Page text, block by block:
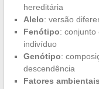
hereditária
Alelo: versão
Fenótipo: conjunto
indivíduo
Genótipo:
descendência
Fatores ambientais